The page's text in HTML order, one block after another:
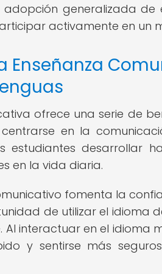
generalizada
activamente en un
Enseñanza
ofrece una serie de
en la
estudiantes desarrollar
en la vida diaria.
fomenta la
de utilizar el idioma
interactuar en el idioma
y sentirse más